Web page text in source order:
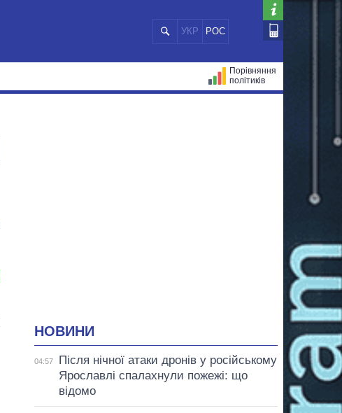
УКР РОС
Порівняння
політиків
НОВИНИ
04:57
Після нічної атаки дронів у російському
Ярославлі спалахнули пожежі: що
відомо